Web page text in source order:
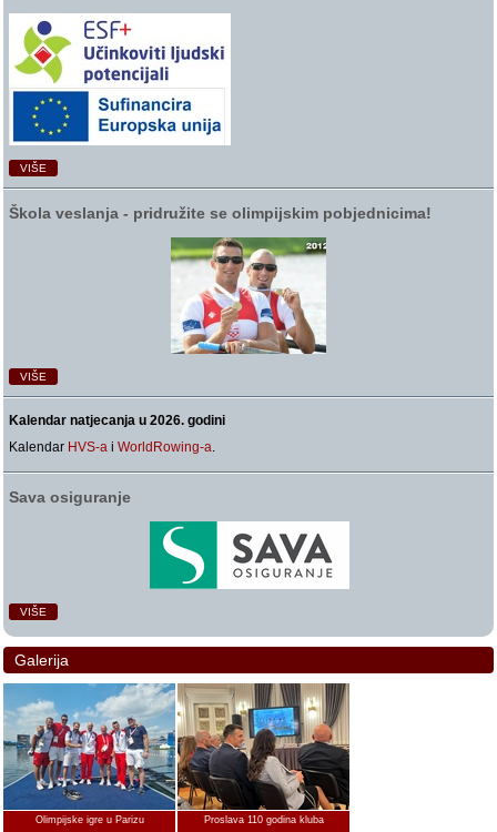
VIŠE
Škola veslanja ‑ pridružite se olimpijskim pobjednicima!
VIŠE
Kalendar natjecanja u 2026. godini
Kalendar HVS-a iWorldRowing-a.
Sava osiguranje
VIŠE
Galerija
Olimpijske igre u Parizu Proslava 110 godina kluba